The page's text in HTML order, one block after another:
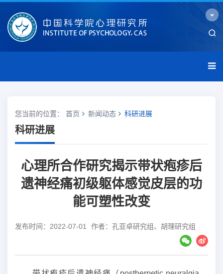
您当前的位置： 首页 新闻动态 科研进展
科研进展
心理所合作研究揭示带状疱疹后
遗神经痛初级躯体感觉皮层的功
能可塑性改变
发布时间：2022-07-01 作者：孔亚卓研究组、胡理研究组